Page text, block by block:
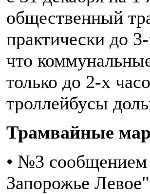
общественный
практически до
что
только до 2-х
троллейбусы
Трамвайные
• №3
Запорожье